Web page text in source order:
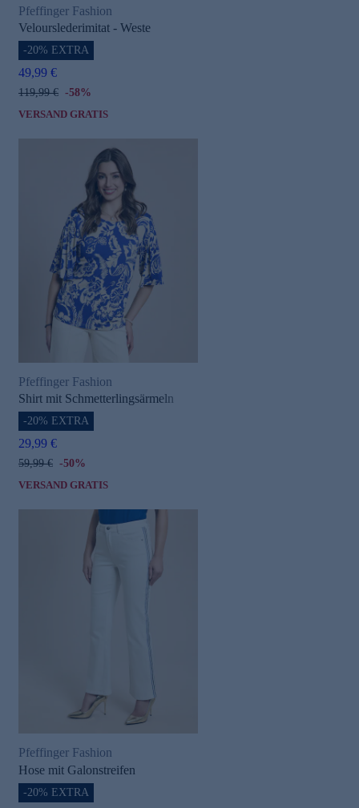
Pfeffinger Fashion
Velourslederimitat - Weste
-20% EXTRA
49,99 €
119,99 € -58%
VERSAND GRATIS
Pfeffinger Fashion
Shirt mit Schmetterlingsärmeln
-20% EXTRA
29,99 €
59,99 € -50%
VERSAND GRATIS
Pfeffinger Fashion
Hose mit Galonstreifen
-20% EXTRA